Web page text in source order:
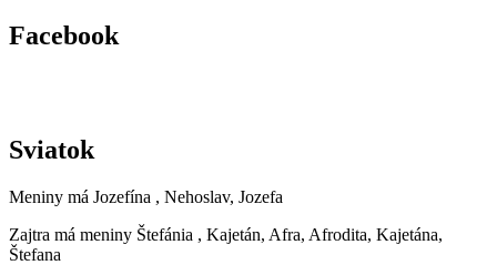
Facebook
Sviatok
Meniny má Jozefína , Nehoslav, Jozefa
Zajtra má meniny Štefánia , Kajetán, Afra, Afrodita, Kajetána,
Štefana